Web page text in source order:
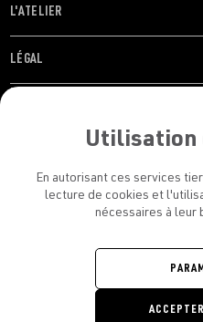
MENU
OUVRIR
LE
MENU
L'ATELIER
OUVRIR
LE
LÉGAL
RESTONS EN CONTACT ! ABONNEZ-
conditions d’utilisation de l’Atelier
ATELIER AMELOT - TOUS DROITS
Utilisation
En autorisant ces services
lecture de cookies et
nécessaires à leur